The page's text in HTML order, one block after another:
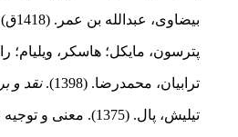
بیضاوی، عبدالله بن عمر. (1418ق).
پترسون، مایکل؛ هاسکر، ویلیام؛
ترابیان، محمدرضا. (1398). نقد و
تیلیش، پال. (1375). معنی و توجیه نمادهای دینی (مترجم: امیرعباس علی‌زمانی).